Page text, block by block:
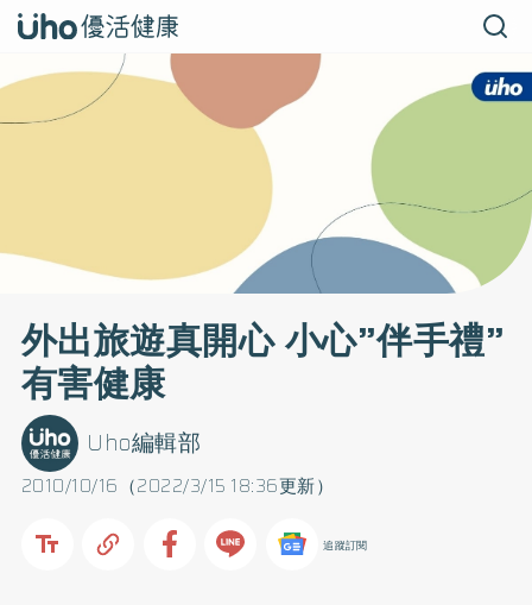
外出旅遊真開心 小心”伴手禮”
有害健康
2010/10/16（2022/3/15 18:36更新）
Uho編輯部
追蹤訂閱